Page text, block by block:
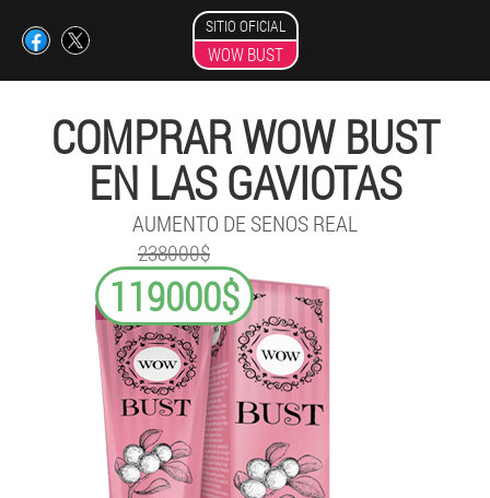
SITIO OFICIAL
WOW BUST
COMPRAR WOW BUST
EN LAS GAVIOTAS
AUMENTO DE SENOS REAL
238000$
119000$